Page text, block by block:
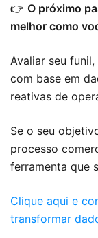
👉 O próximo
melhor como
Avaliar seu
com base em
reativas de
Se o seu
processo
ferramenta que
Clique aqui e
transformar